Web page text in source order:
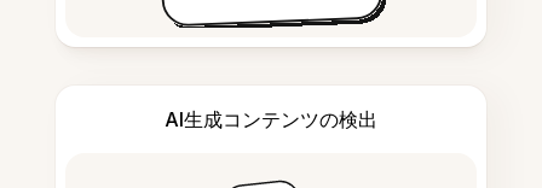
AI生成コンテンツの検出